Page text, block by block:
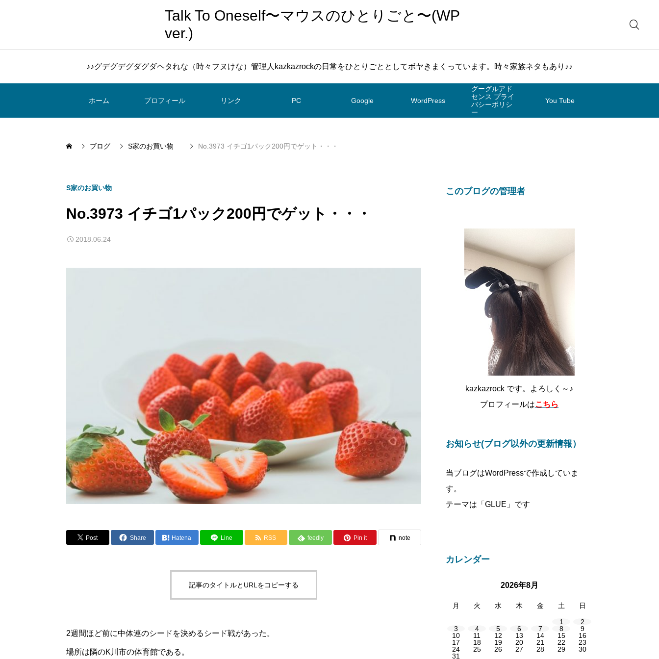
Talk To Oneself〜マウスのひとりごと〜(WP
ver.)
♪♪グデグデグダグダヘタれな（時々フヌけな）管理人kazkazrockの日常をひとりごととしてボヤきまくっています。時々家族ネタもあり♪♪
ホーム プロフィール リンク PC Google WordPress
グーグルアド
センス プライ
バシーポリシ
ー
You Tube
ブログ S家のお買い物 No.3973 イチゴ1パック200円でゲット・・・
S家のお買い物
No.3973 イチゴ1パック200円でゲット・・・
2018.06.24
Post Share Hatena Line RSS feedly Pin it note
記事のタイトルとURLをコピーする
2週間ほど前に中体連のシードを決めるシード戦があった。
場所は隣のK川市の体育館である。
このブログの管理者
kazkazrock です。よろしく～♪
プロフィールはこちら
お知らせ(ブログ以外の更新情報）
当ブログはWordPressで作成していま
す。
テーマは「GLUE」です
カレンダー
2026年8月
月 火 水 木 金 土 日
1
2
3
4 5 6 7 8
9
10
11 12 13 14 15
16
17
18 19 20 21 22
23
24
25 26 27 28 29
30
31